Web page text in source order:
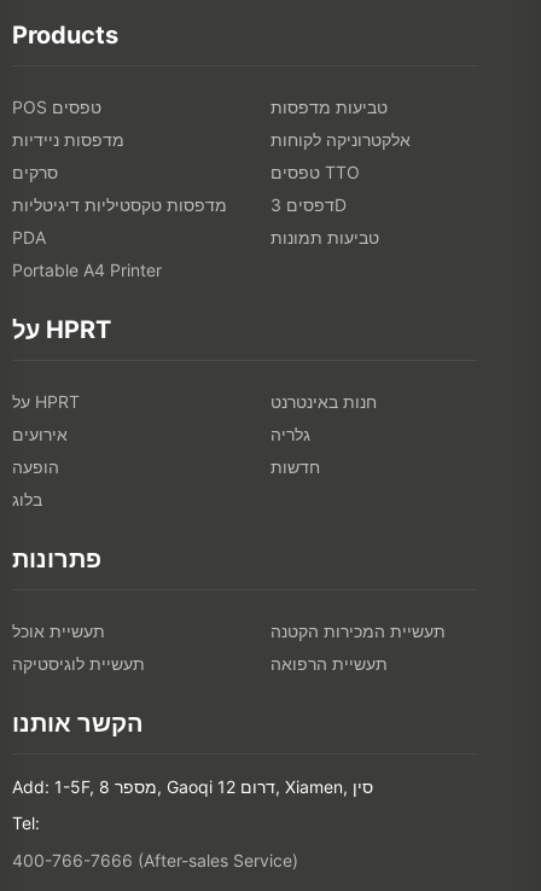
Products
POS טפסים
טביעות מדפסות
מדפסות ניידיות
אלקטרוניקה לקוחות
סרקים
טפסים TTO
מדפסות טקסטיליות דיגיטליות
דפסים 3D
PDA
טביעות תמונות
Portable A4 Printer
על HPRT
על HPRT
חנות באינטרנט
אירועים
גלריה
הופעה
חדשות
בלוג
פתרונות
תעשיית אוכל
תעשיית המכירות הקטנה
תעשיית לוגיסטיקה
תעשיית הרפואה
הקשר אותנו
Add: 1-5F, מספר 8, Gaoqi דרום 12, Xiamen, סין
Tel:
400-766-7666 (After-sales Service)